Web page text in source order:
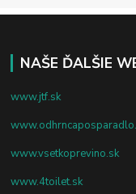
NAŠE ĎALŠIE
www.jtf.sk
www.vsetkoprevino.sk
www.4toilet.sk